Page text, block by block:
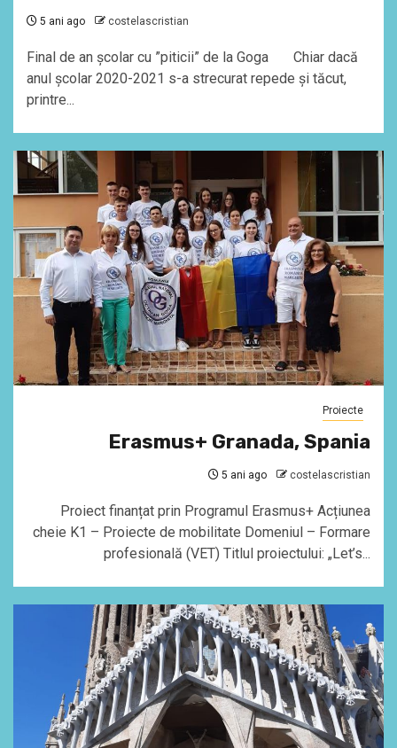
5 ani ago costelascristian
Final de an școlar cu ”piticii” de la Goga Chiar dacă
anul școlar 2020-2021 s-a strecurat repede și tăcut,
printre...
Proiecte
Erasmus+ Granada, Spania
5 ani ago costelascristian
Proiect finanțat prin Programul Erasmus+ Acțiunea
cheie K1 – Proiecte de mobilitate Domeniul – Formare
profesională (VET) Titlul proiectului: „Let’s...